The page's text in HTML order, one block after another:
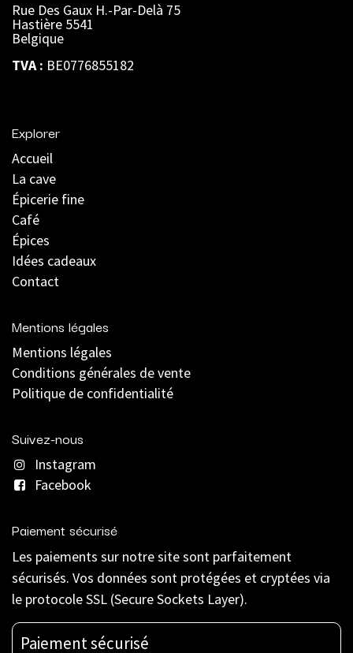
Rue Des Gaux H.-Par-Delà 75
Hastière 5541
Belgique
TVA : BE0776855182
Explorer
Accueil
La cave
Épicerie fine
Café
Épices
Idées cadeaux
Contact
Mentions légales
Mentions légales
Conditions générales de vente
Politique de confidentialité
Suivez-nous
Instagram
Facebook
Paiement sécurisé
Les paiements sur notre site sont parfaitement
sécurisés. Vos données sont protégées et cryptées via
le protocole SSL (Secure Sockets Layer).
Paiement sécurisé